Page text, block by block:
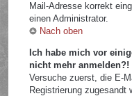
Mail-Adresse korrekt
einen Administrator.
Nach oben
Ich habe mich vor
nicht mehr anmelden?!
Versuche zuerst, die E-
Registrierung zugesandt